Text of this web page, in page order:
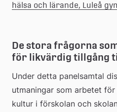
hälsa och lärande, Luleå
De stora frågorna
för likvärdig tillgång
Under detta panelsamtal
utmaningar som arbetet
kultur i förskolan och